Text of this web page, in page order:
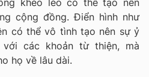
khéo léo có thể tạo nên
cộng đồng. Điển hình như
có thể vô tình tạo nên sự ỷ
các khoản từ thiện, mà
họ về lâu dài.